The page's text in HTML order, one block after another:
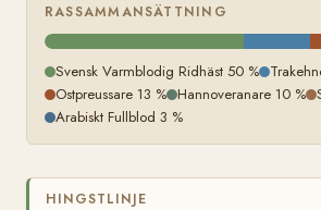
RASSAMMANSÄTTNING
Svensk Varmblodig Ridhäst 50 %
Ostpreussare 13 % Hannoveranare 10 %
Arabiskt Fullblod 3 %
HINGSTLINJE